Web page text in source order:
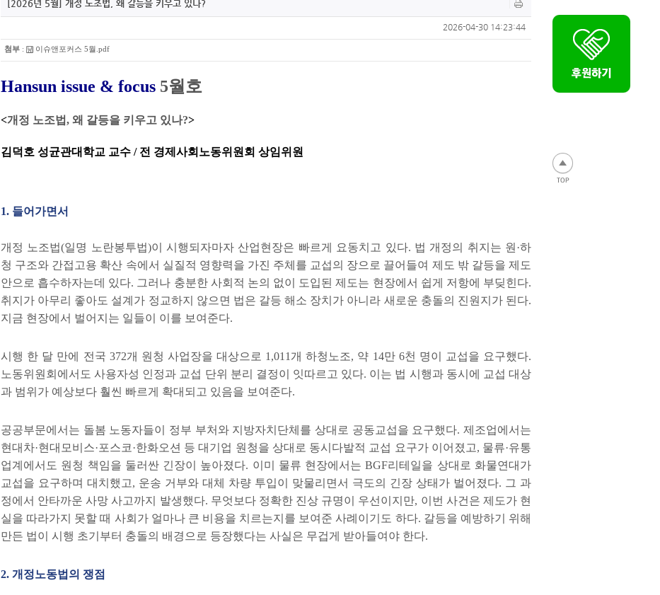
[2026년 5월] 개정 노조법, 왜 갈등을 키우고 있나?
2026-04-30 14:23:44
첨부 : 이슈앤포커스 5월.pdf
Hansun issue & focus 5월호
<개정 노조법, 왜 갈등을 키우고 있나?>
김덕호 성균관대학교 교수 / 전 경제사회노동위원회 상임위원
1. 들어가면서
개정 노조법(일명 노란봉투법)이 시행되자마자 산업현장은 빠르게 요동치고 있다. 법 개정의 취지는 원 ·하
청 구조와 간접고용 확산 속에서 실질적 영향력을 가진 주체를 교섭의 장으로 끌어들여 제도 밖 갈등을 제도
안으로 흡수하자는데 있다. 그러나 충분한 사회적 논의 없이 도입된 제도는 현장에서 쉽게 저항에 부딪힌다.
취지가 아무리 좋아도 설계가 정교하지 않으면 법은 갈등 해소 장치가 아니라 새로운 충돌의 진원지가 된다.
지금 현장에서 벌어지는 일들이 이를 보여준다.
시행 한 달 만에 전국 372개 원청 사업장을 대상으로 1,011 개 하청노조, 약 14만 6천 명이 교섭을 요구했다.
노동위원회에서도 사용자성 인정과 교섭 단위 분리 결정이 잇따르고 있다. 이는 법 시행과 동시에 교섭 대상
과 범위가 예상보다 훨씬 빠르게 확대되고 있음을 보여준다.
공공부문에서는 돌봄 노동자들이 정부 부처와 지방자치단체를 상대로 공동교섭을 요구했다.제조업에서는
현대차·현대모비스·포스코 ·한화오션 등 대기업 원청을 상대로 동시다발적 교섭 요구가 이어졌고, 물류·유통
업계에서도 원청 책임을 둘러싼 긴장이 높아졌다. 이미 물류 현장에서는BGF리테일을 상대로 화물연대가
교섭을 요구하며 대치했고, 운송 거부와 대체 차량 투입이 맞물리면서 극도의 긴장 상태가 벌어졌다. 그 과
정에서 안타까운 사망 사고까지 발생했다. 무엇보다 정확한 진상 규명이 우선이지만, 이번 사건은 제도가 현
실을 따라가지 못할 때 사회가 얼마나 큰 비용을 치르는지를 보여준 사례이기도 하다. 갈등을 예방하기 위해
만든 법이 시행 초기부터 충돌의 배경으로 등장했다는 사실은 무겁게 받아들여야 한다.
2. 개정노동법의 쟁점